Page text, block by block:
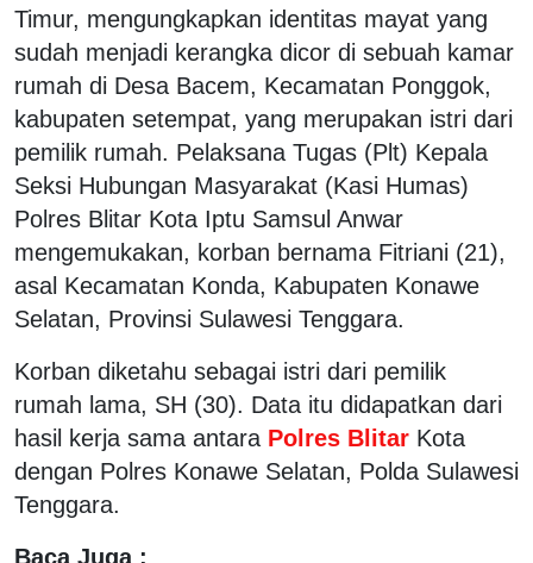
Timur, mengungkapkan identitas mayat yang
sudah menjadi kerangka dicor di sebuah kamar
rumah di Desa Bacem, Kecamatan Ponggok,
kabupaten setempat, yang merupakan istri dari
pemilik rumah. Pelaksana Tugas (Plt) Kepala
Seksi Hubungan Masyarakat (Kasi Humas)
Polres Blitar Kota Iptu Samsul Anwar
mengemukakan, korban bernama Fitriani (21),
asal Kecamatan Konda, Kabupaten Konawe
Selatan, Provinsi Sulawesi Tenggara.
Korban diketahu sebagai istri dari pemilik
rumah lama, SH (30). Data itu didapatkan dari
hasil kerja sama antara Polres Blitar Kota
dengan Polres Konawe Selatan, Polda Sulawesi
Tenggara.
Baca Juga :